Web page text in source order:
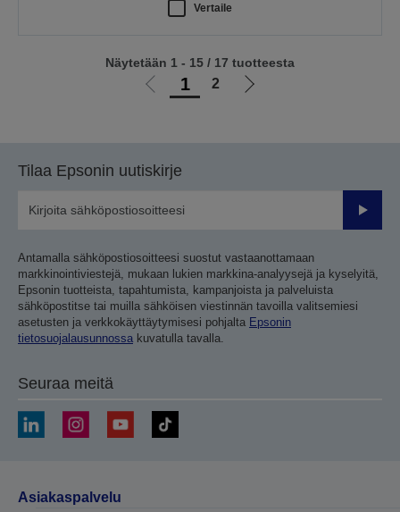
Vertaile
Siirry1 2
Siirry
Näytetään 1 - 15 / 17 tuotteesta
Tilaa Epsonin uutiskirje
Lähetä
Antamalla sähköpostiosoitteesi suostut vastaanottamaan
markkinointiviestejä, mukaan lukien markkina-analyysejä ja kyselyitä,
Epsonin tuotteista, tapahtumista, kampanjoista ja palveluista
sähköpostitse tai muilla sähköisen viestinnän tavoilla valitsemiesi
asetusten ja verkkokäyttäytymisesi pohjalta Epsonin
tietosuojalausunnossa kuvatulla tavalla.
Seuraa meitä
Asiakaspalvelu